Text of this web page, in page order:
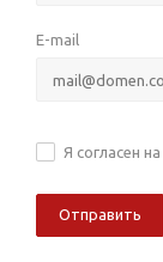
E-mail
Я согласен на